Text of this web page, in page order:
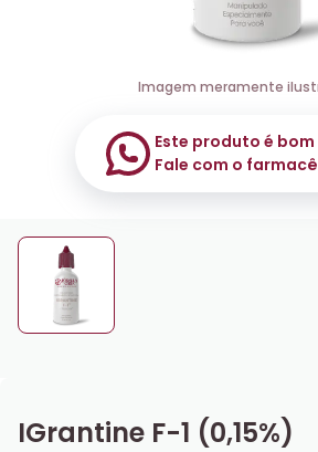
Imagem meramente
Este produto é
Fale com o
IGrantine F-1 (0,15%)